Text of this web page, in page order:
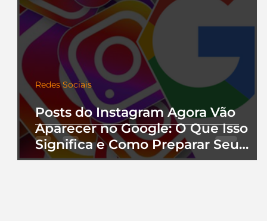
Posts do Instagram Agora Vão
Aparecer no Google: O Que Isso
Significa e Como Preparar Seu
Perfil
Redes Sociais